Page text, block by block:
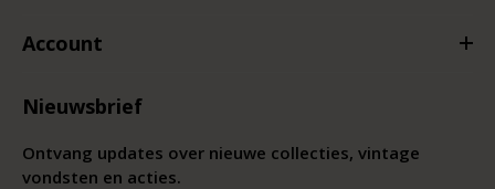
Account
Nieuwsbrief
Ontvang updates over nieuwe collecties, vintage
vondsten en acties.